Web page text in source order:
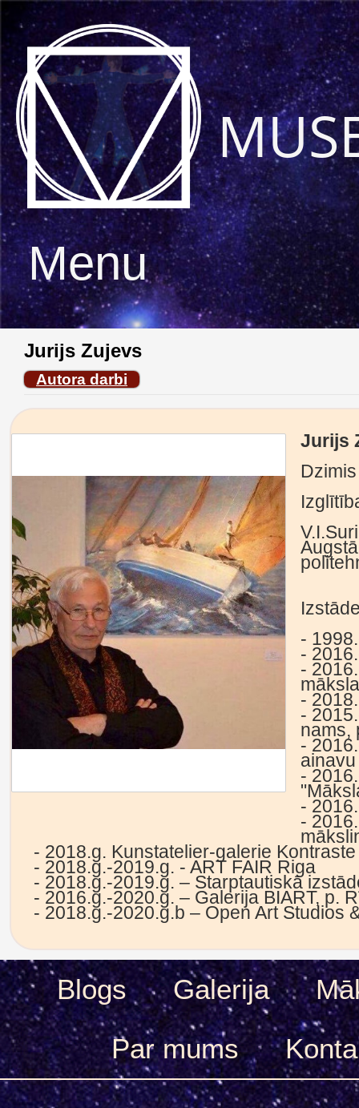
Menu
Jurijs Zujevs
Autora darbi
Jurijs
-
-
-
-
-
nams,
-
-
-
-
- 2018.g. Kunstatelier-galerie Kontraste
- 2018.g.-2019.g. - ART FAIR Riga
- 2018.g.-2019.g. – Starptautiskā
- 2016.g.-2020.g. – Galerija BIART, p.
- 2018.g.-2020.g.b – Open Art Studios
Blogs Galerija
Par mums